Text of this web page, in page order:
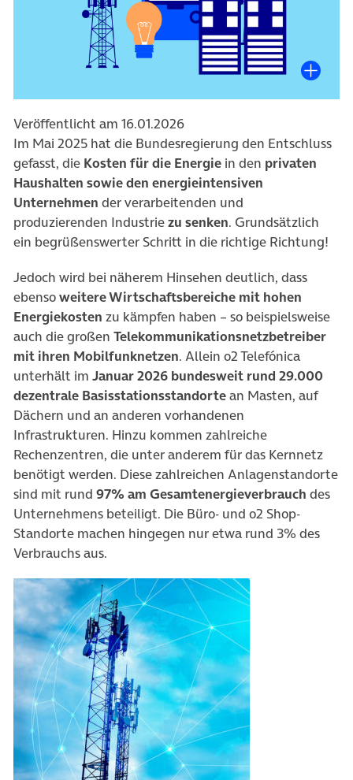
Veröffentlicht am 16.01.2026
Im Mai 2025 hat die Bundesregierung den Entschluss
gefasst, die Kosten für die Energie in den privaten
Haushalten sowie den energieintensiven
Unternehmen der verarbeitenden und
produzierenden Industriezu senken. Grundsätzlich
ein begrüßenswerter Schritt in die richtige Richtung!
Jedoch wird bei näherem Hinsehen deutlich, dass
ebensoweitere Wirtschaftsbereiche mit hohen
Energiekosten zu kämpfen haben – so beispielsweise
auch die großen Telekommunikationsnetzbetreiber
mit ihren Mobilfunknetzen. Allein o2 Telefónica
unterhält im Januar 2026 bundesweit rund 29.000
dezentrale Basisstationsstandortean Masten, auf
Dächern und an anderen vorhandenen
Infrastrukturen. Hinzu kommen zahlreiche
Rechenzentren, die unter anderem für das Kernnetz
benötigt werden. Diese zahlreichen Anlagenstandorte
sind mit rund 97% am Gesamtenergieverbrauch des
Unternehmens beteiligt. Die Büro- und o2 Shop-
Standorte machen hingegen nur etwa rund 3% des
Verbrauchs aus.